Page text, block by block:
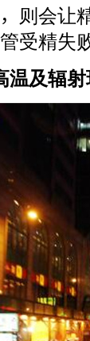
则会让
受精失
温及辐